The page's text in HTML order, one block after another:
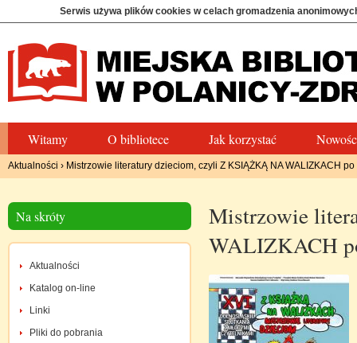
Serwis używa plików cookies w celach gromadzenia
Witamy O bibliotece Jak korzystać
Aktualności › Mistrzowie literatury dzieciom, czyli Z KSIĄŻKĄ NA WALIZKACH
Na skróty
Aktualności
Katalog on-line
Linki
Pliki do pobrania
Mistrzowie
WALIZKACH